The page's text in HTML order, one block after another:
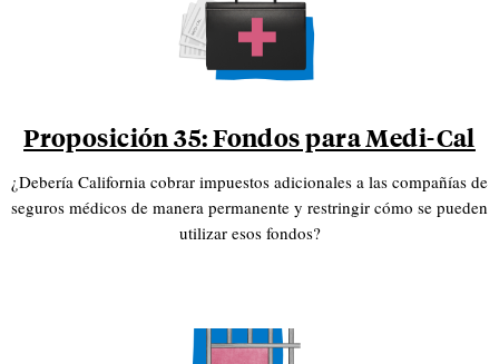
Proposición 35: Fondos para Medi-Cal
¿Debería California cobrar impuestos adicionales a las compañías de
seguros médicos de manera permanente y restringir cómo se pueden
utilizar esos fondos?